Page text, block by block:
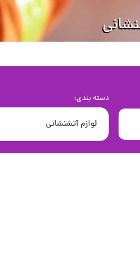
دسته بندی: